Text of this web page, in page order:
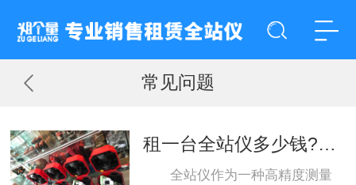
常见问题
租一台全站仪多少钱?全站仪选购技巧有哪些
全站仪作为一种高精度测量